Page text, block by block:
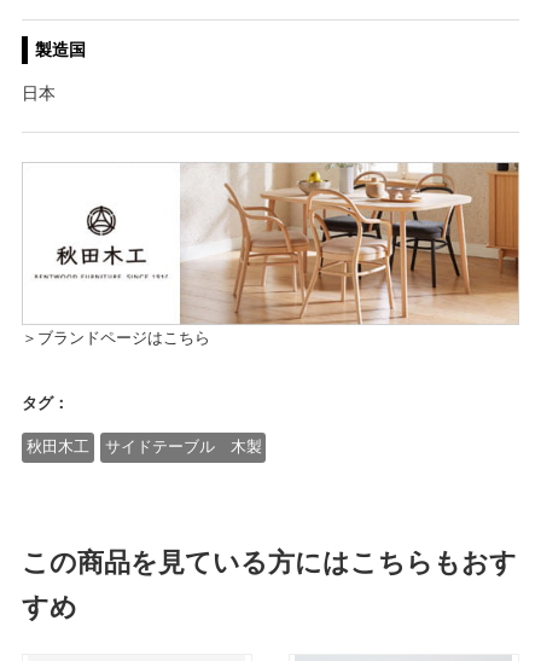
製造国
日本
＞ブランドページはこちら
タグ：
秋田木工 サイドテーブル 木製
この商品を見ている方にはこちらもおす
すめ